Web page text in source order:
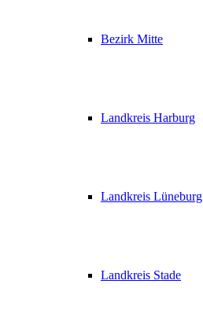
Bezirk Mitte
Landkreis Harburg
Landkreis Lüneburg
Landkreis Stade